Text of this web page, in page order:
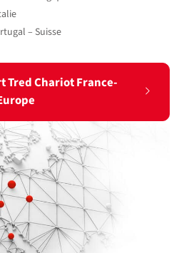
– Suisse
Tred Chariot France-